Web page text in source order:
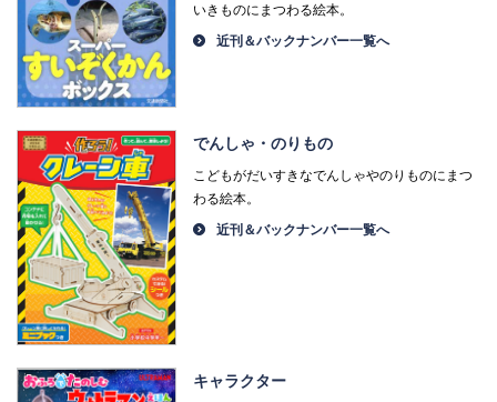
いきものにまつわる絵本。
近刊＆バックナンバー一覧へ
でんしゃ・のりもの
こどもがだいすきなでんしゃやのりものにまつ
わる絵本。
近刊＆バックナンバー一覧へ
キャラクター